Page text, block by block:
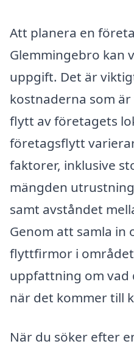
Att planera en
Glemmingebro kan
uppgift. Det är
kostnaderna som
flytt av företagets
företagsflytt
faktorer, inklusive
mängden
samt avståndet
Genom att samla in
flyttfirmor i
uppfattning om vad
när det kommer till
När du söker efter